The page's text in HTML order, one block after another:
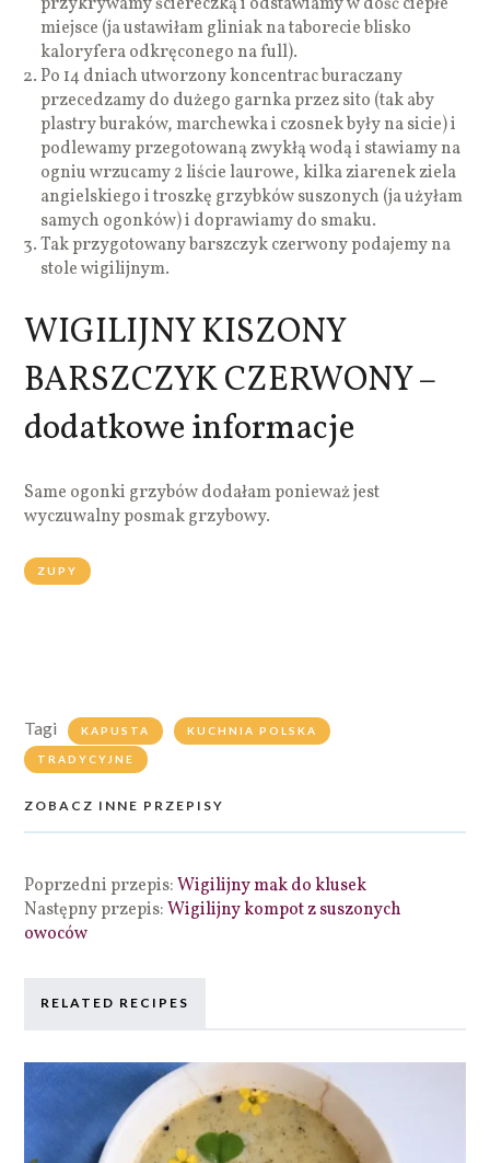
miejsce (ja ustawiłam gliniak na taborecie blisko
kaloryfera odkręconego na full).
Po 14 dniach utworzony koncentrac buraczany
przecedzamy do dużego garnka przez sito (tak aby
plastry buraków, marchewka i czosnek były na sicie) i
podlewamy przegotowaną zwykłą wodą i stawiamy na
ogniu wrzucamy 2 liście laurowe, kilka ziarenek ziela
angielskiego i troszkę grzybków suszonych (ja użyłam
samych ogonków) i doprawiamy do smaku.
Tak przygotowany barszczyk czerwony podajemy na
stole wigilijnym.
WIGILIJNY KISZONY
BARSZCZYK CZERWONY –
dodatkowe informacje
Same ogonki grzybów dodałam ponieważ jest
wyczuwalny posmak grzybowy.
ZUPY
Tagi KAPUSTA KUCHNIA POLSKA
TRADYCYJNE
ZOBACZ INNE PRZEPISY
Poprzedni przepis:Wigilijny mak do klusek
Następny przepis:Wigilijny kompot z suszonych
owoców
RELATED RECIPES